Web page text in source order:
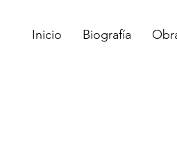
Inicio Biografía